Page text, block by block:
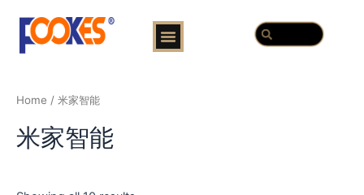
Menu SearchSearch
Home / 米家智能
米家智能